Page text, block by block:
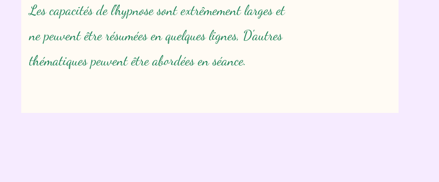
Les capacités de l'hypnose sont extrêmement larges et
ne peuvent être résumées en quelques lignes, D'autres
thématiques peuvent être abordées en séance.